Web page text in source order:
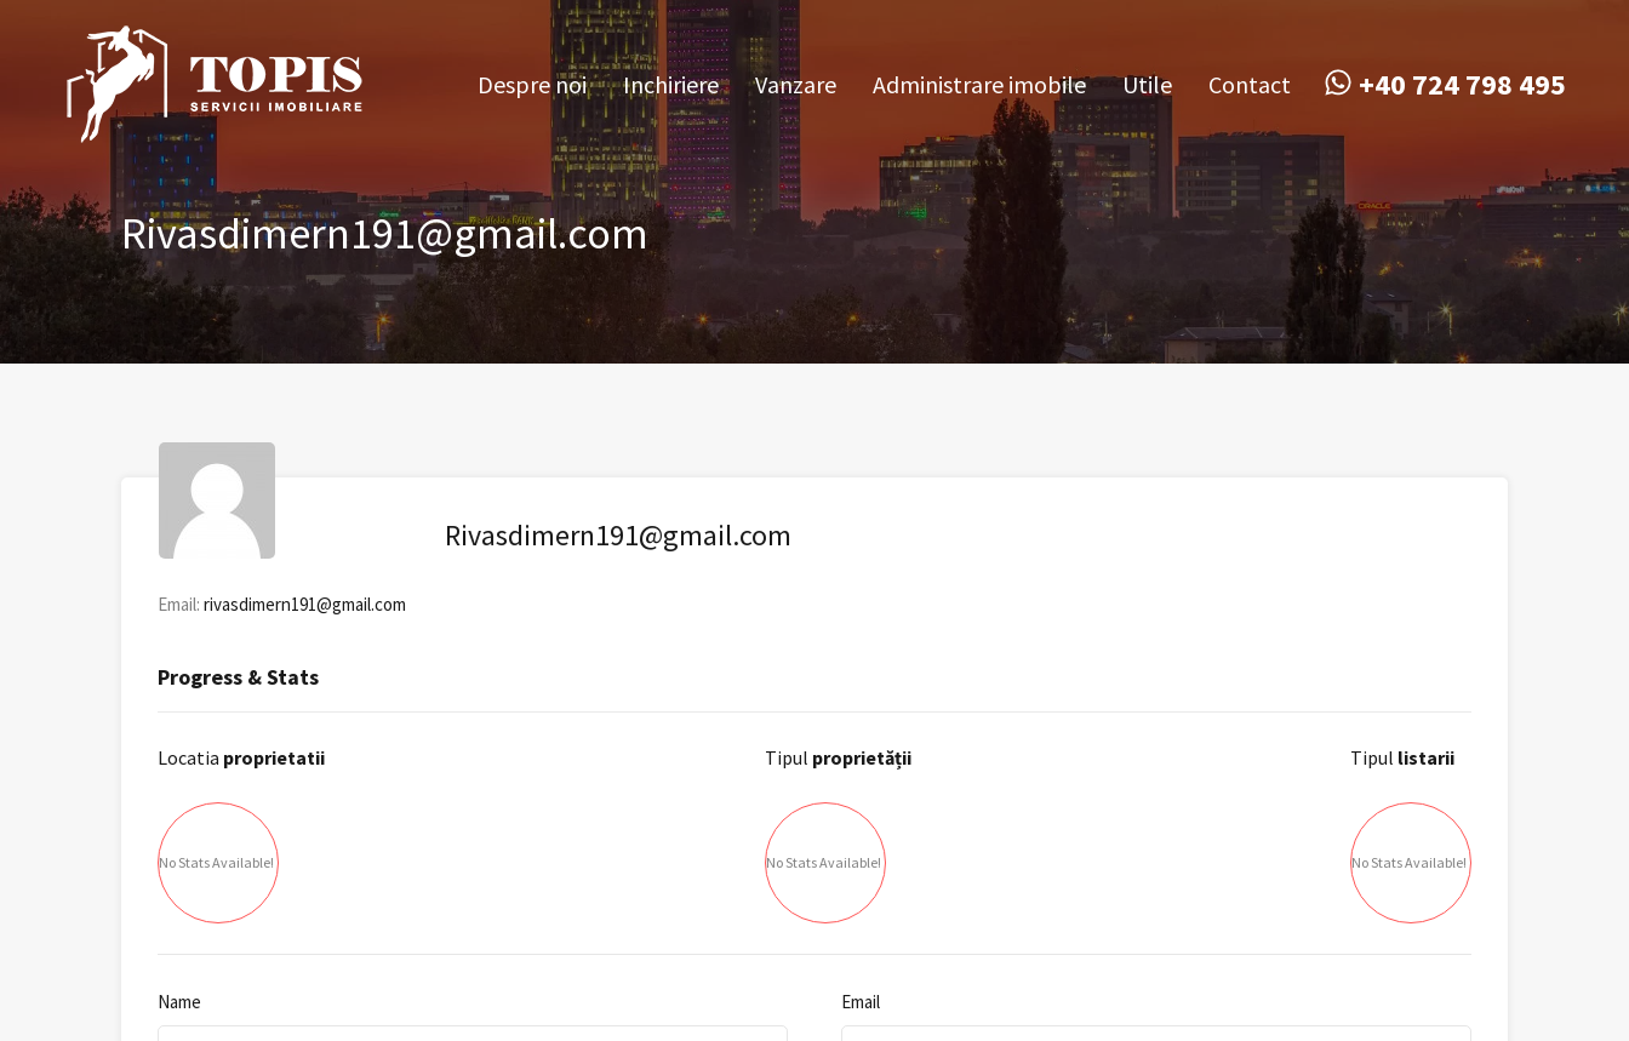
Despre noi Inchiriere
Despre noi
Inchiriere Vanzare Administrare imobile Utile Contact +40 724 798 495
Rivasdimern191@gmail.com
Rivasdimern191@gmail.com
Email: rivasdimern191@gmail.com
Progress & Stats
Locatia proprietatii
No Stats Available!
Tipul proprietății
No Stats Available!
Tipul listarii
No Stats Available!
Name Email